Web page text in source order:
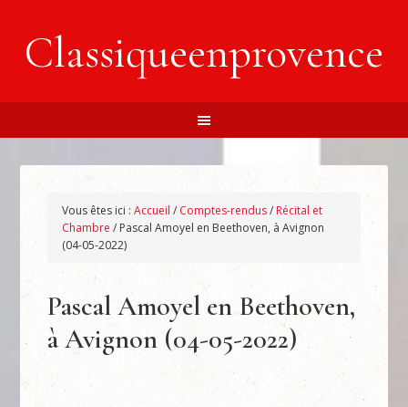
Classiqueenprovence
Vous êtes ici :Accueil / Comptes-rendus/ Récital et
Chambre / Pascal Amoyel en Beethoven, à Avignon
(04-05-2022)
Pascal Amoyel en Beethoven,
à Avignon (04-05-2022)